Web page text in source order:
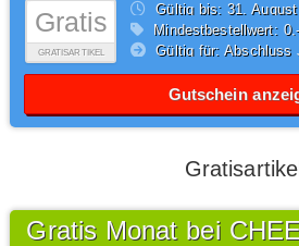
Gratis
GRATISARTIKEL
Gültig bis: 31.August
Mindestbestellwert:
Gültig für: Abschluss
Gutschein
Gratisartikel
Gratis Monat bei